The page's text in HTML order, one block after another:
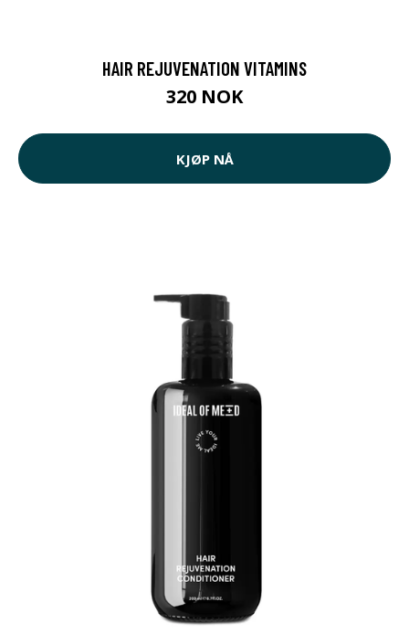
HAIR REJUVENATION VITAMINS
320 NOK
KJØP NÅ